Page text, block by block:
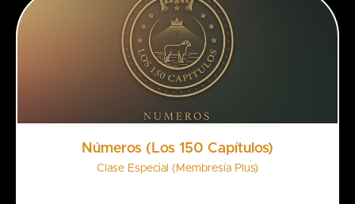
Números (Los 150 Capítulos)
Clase Especial (Membresía Plus)